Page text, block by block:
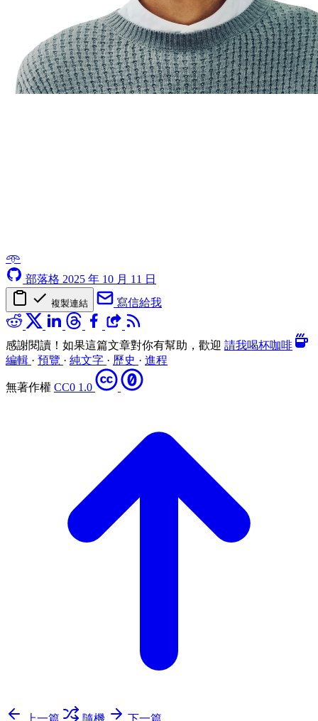
𖥸
部落格 2025 年 10 月 11 日
複製連結 寫信給我
感謝閱讀！如果這篇文章對你有幫助，歡迎 請我喝杯咖啡
編輯 · 預覽 · 純文字 · 歷史 · 進程
無著作權 CC0 1.0